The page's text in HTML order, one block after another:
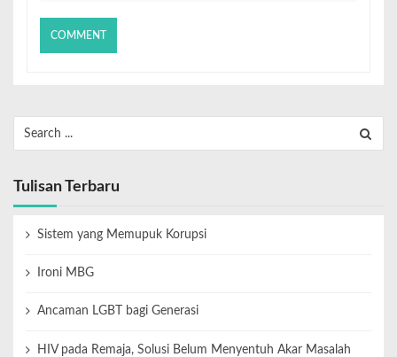
Tulisan Terbaru
Sistem yang Memupuk Korupsi
Ironi MBG
Ancaman LGBT bagi Generasi
HIV pada Remaja, Solusi Belum Menyentuh Akar Masalah